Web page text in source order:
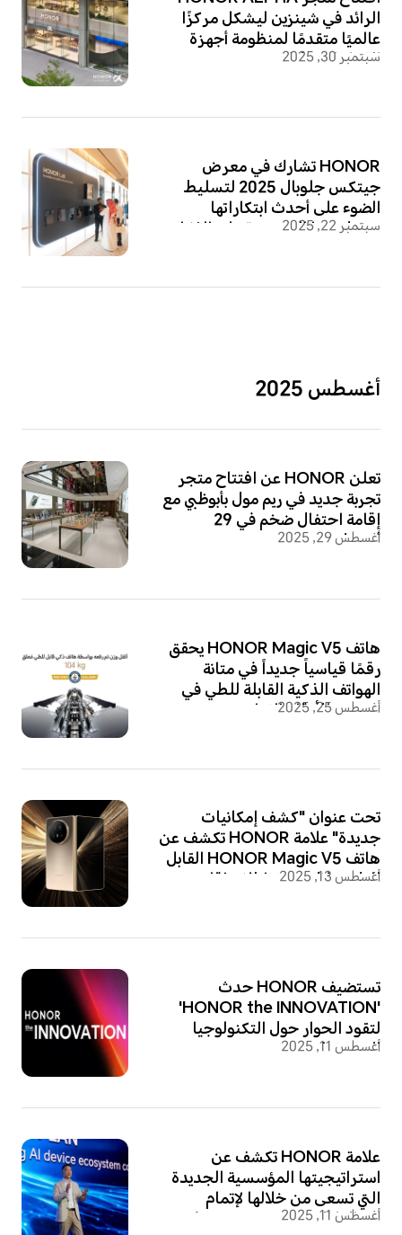
الرائد في شينزين ليشكل مركزًا
عالميًا متقدمًا لمنظومة أجهزة
الذكاء الاصطناعي.
سبتمبر 30, 2025
HONOR تشارك في معرض
جيتكس جلوبال 2025 لتسليط
الضوء على أحدث ابتكاراتها
ومنظومتها المعتمدة على الذكاء
سبتمبر 22, 2025
أغسطس 2025
تعلن HONOR عن افتتاح متجر
تجربة جديد في ريم مول بأبوظبي مع
إقامة احتفال ضخم في 29
أغسطس
أغسطس 29, 2025
هاتف HONOR Magic V5 يحقق
رقمًا قياسياً جديداً في متانة
الهواتف الذكية القابلة للطي في
غينيس للأرقام القياسية
أغسطس 25, 2025
تحت عنوان "كشف إمكانيات
جديدة" علامة HONOR تكشف عن
هاتف HONOR Magic V5 القابل
للطي خلال حدث إطلاق إقليمي
أغسطس 13, 2025
تستضيف HONOR حدث
'HONOR the INNOVATION'
لتقود الحوار حول التكنولوجيا
المستقبلية.
أغسطس 11, 2025
علامة HONOR تكشف عن
استراتيجيتها المؤسسية الجديدة
التي تسعى من خلالها لإتمام
انتقالها إلى شركة متخصصة في
أغسطس 11, 2025